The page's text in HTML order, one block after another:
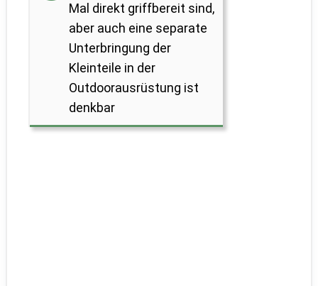
Mal direkt griffbereit sind,
aber auch eine separate
Unterbringung der
Kleinteile in der
Outdoorausrüstung ist
denkbar